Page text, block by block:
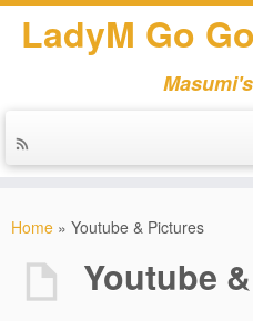
LadyM Go
Home » Youtube & Pictures
Youtube